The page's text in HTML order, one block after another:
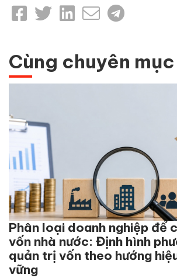
Cùng chuyên mục
Phân loại doanh nghiệp để
vốn nhà nước: Định hình
quản trị vốn theo hướng
vững